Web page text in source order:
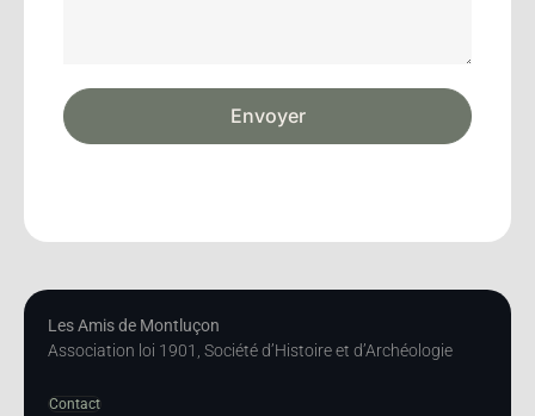
Envoyer
Les Amis de Montluçon
Association loi 1901, Société d’Histoire et d’Archéologie
Contact